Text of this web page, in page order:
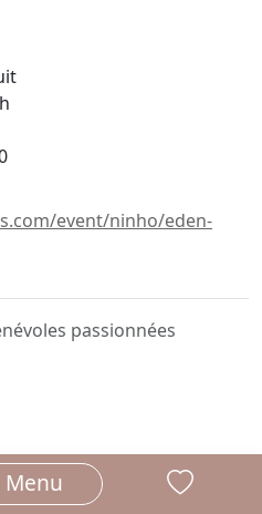
event/ninho/eden-
passionnées
Menu